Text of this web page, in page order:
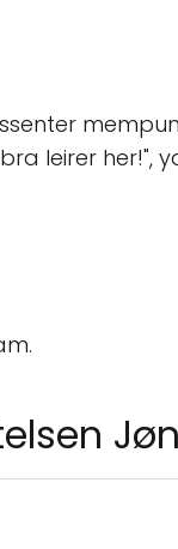
leirer her!",